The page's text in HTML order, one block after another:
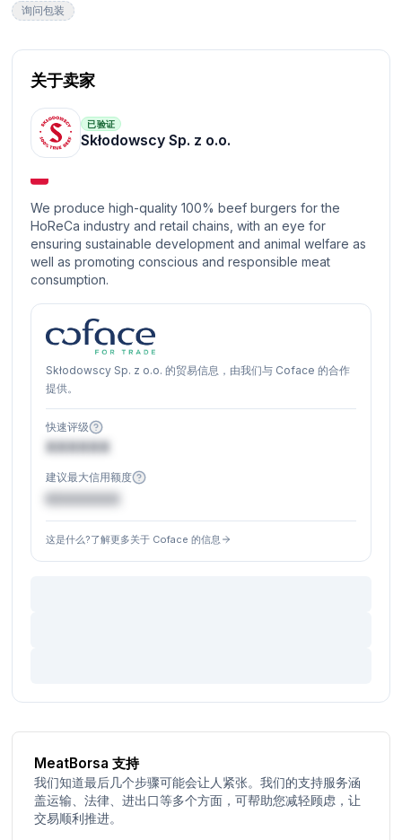
询问包装
关于卖家
已验证
Skłodowscy Sp. z o.o.
We produce high-quality 100% beef burgers for the
HoReCa industry and retail chains, with an eye for
ensuring sustainable development and animal welfare as
well as promoting conscious and responsible meat
consumption.
Skłodowscy Sp. z o.o. 的贸易信息，由我们与 Coface 的合作
提供。
快速评级
XXXXXX
建议最大信用额度
€XXXXXX
这是什么?了解更多关于 Coface 的信息
MeatBorsa 支持
我们知道最后几个步骤可能会让人紧张。我们的支持服务涵
盖运输、法律、进出口等多个方面，可帮助您减轻顾虑，让
交易顺利推进。